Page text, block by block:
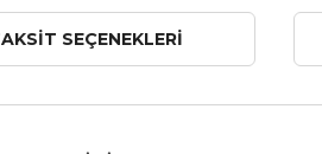
SEÇENEKLERI